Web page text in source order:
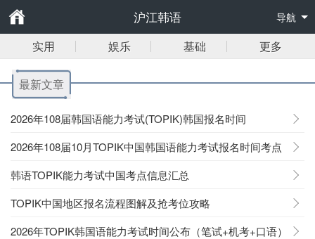
沪江韩语 导航
实用 娱乐 基础 更多
最新文章
2026年108届韩国语能力考试(TOPIK)韩国报名时间
2026年108届10月TOPIK中国韩国语能力考试报名时间考点
韩语TOPIK能力考试中国考点信息汇总
TOPIK中国地区报名流程图解及抢考位攻略
2026年TOPIK韩国语能力考试时间公布（笔试+机考+口语）